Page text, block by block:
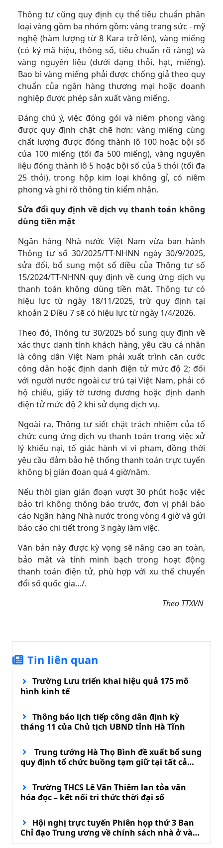
Thông tư cũng quy định cụ thể tiêu chuẩn phân
loại vàng gồm ba nhóm gồm: vàng trang sức - mỹ
nghệ (hàm lượng từ 8 Kara trở lên), vàng miếng
(có ký mã hiệu, thông số, tiêu chuẩn rõ ràng) và
vàng nguyên liệu (dưới dạng thỏi, hạt, miếng).
Bao bì vàng miếng phải được chống giả theo quy
chuẩn của ngân hàng thương mại hoặc doanh
nghiệp được phép sản xuất vàng miếng.
Đáng chú ý, việc đóng gói và niêm phong vàng
được quy định chặt chẽ hơn: vàng miếng cùng
chất lượng được đóng thành lô 100 hoặc bội số
của 100 miếng (tối đa 500 miếng), vàng nguyên
liệu đóng thành lô 5 hoặc bội số của 5 thỏi (tối đa
25 thỏi), trong hộp kim loại không gỉ, có niêm
phong và ghi rõ thông tin kiểm nhận.
Sửa đổi quy định về dịch vụ thanh toán không
dùng tiền mặt
Ngân hàng Nhà nước Việt Nam vừa ban hành
Thông tư số 30/2025/TT-NHNN ngày 30/9/2025,
sửa đổi, bổ sung một số điều của Thông tư số
15/2024/TT-NHNN quy định về cung ứng dịch vụ
thanh toán không dùng tiền mặt. Thông tư có
hiệu lực từ ngày 18/11/2025, trừ quy định tại
khoản 2 Điều 7 sẽ có hiệu lực từ ngày 1/4/2026.
Theo đó, Thông tư 30/2025 bổ sung quy định về
xác thực danh tính khách hàng, yêu cầu cá nhân
là công dân Việt Nam phải xuất trình căn cước
công dân hoặc định danh điện tử mức độ 2; đối
với người nước ngoài cư trú tại Việt Nam, phải có
hộ chiếu, giấy tờ tương đương hoặc định danh
điện tử mức độ 2 khi sử dụng dịch vụ.
Ngoài ra, Thông tư siết chặt trách nhiệm của tổ
chức cung ứng dịch vụ thanh toán trong việc xử
lý khiếu nại, tố giác hành vi vi phạm, đồng thời
yêu cầu đảm bảo hệ thống thanh toán trực tuyến
không bị gián đoạn quá 4 giờ/năm.
Nếu thời gian gián đoạn vượt 30 phút hoặc việc
bảo trì không thông báo trước, đơn vị phải báo
cáo Ngân hàng Nhà nước trong vòng 4 giờ và gửi
báo cáo chi tiết trong 3 ngày làm việc.
Văn bản này được kỳ vọng sẽ nâng cao an toàn,
bảo mật và tính minh bạch trong hoạt động
thanh toán điện tử, phù hợp với xu thế chuyển
đổi số quốc gia…/.
Theo TTXVN
Tin liên quan
Trường Lưu triển khai hiệu quả 175 mô
hình kinh tế
Thông báo lịch tiếp công dân định kỳ
tháng 11 của Chủ tịch UBND tỉnh Hà Tĩnh
Trung tướng Hà Thọ Bình đề xuất bổ sung
quy định tổ chức buồng tạm giữ tại tất cả
Trường THCS Lê Văn Thiêm lan tỏa văn
hóa đọc – kết nối tri thức thời đại số
Hội nghị trực tuyến Phiên họp thứ 3 Ban
Chỉ đạo Trung ương về chính sách nhà ở và
phát triển thị trường bất động sản